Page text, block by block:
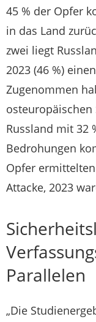
45 % der Opfer
in das Land
zwei liegt
2023 (46 %)
Zugenommen
osteuropäischen
Russland mit 32
Bedrohungen
Opfer
Attacke, 2023
Parallelen
„Die